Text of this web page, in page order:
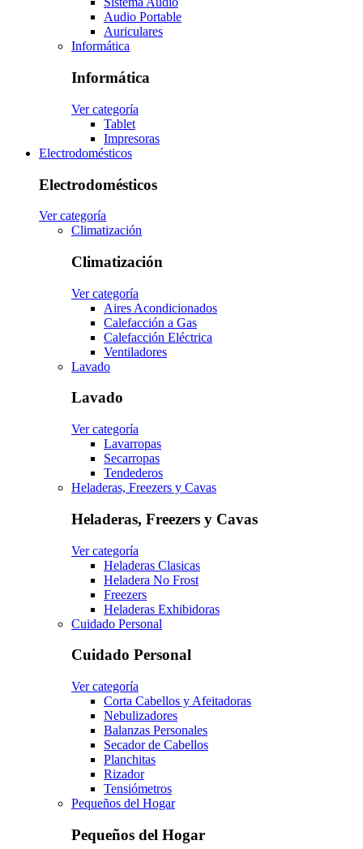
Audio Portable
Auriculares
Informática
Informática
Ver categoría
Tablet
Impresoras
Electrodomésticos
Electrodomésticos
Ver categoría
Climatización
Climatización
Ver categoría
Aires Acondicionados
Calefacción a Gas
Calefacción Eléctrica
Ventiladores
Lavado
Lavado
Ver categoría
Lavarropas
Secarropas
Tendederos
Heladeras, Freezers y Cavas
Heladeras, Freezers y Cavas
Ver categoría
Heladeras Clasicas
Heladera No Frost
Freezers
Heladeras Exhibidoras
Cuidado Personal
Cuidado Personal
Ver categoría
Corta Cabellos y Afeitadoras
Nebulizadores
Balanzas Personales
Secador de Cabellos
Planchitas
Rizador
Tensiómetros
Pequeños del Hogar
Pequeños del Hogar